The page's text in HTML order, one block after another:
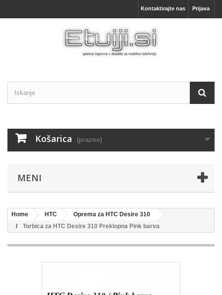
Prijava
Kontaktirajte nas
Košarica (prazno)
MENI
Home HTC
Oprema za HTC Desire 310
Torbica za HTC Desire 310 Preklopna Pink barva